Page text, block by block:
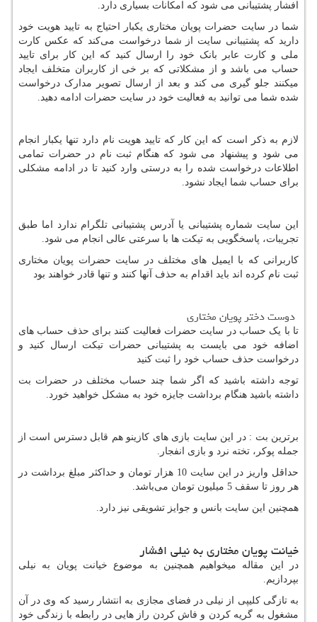
افشار پشتیبانی می‌ شود که امکانات بسیاری دارد.
شما در سایت حضرات پویان مختاری یکبار احتیاج به تایید هویت خود
دارید که پشتیبانی سایت از شما درخواست می‌کندکه عکس کارت
ملی و کارت عابر بانک خود را ارسال کنید که این کار برای تایید
حساب می باشد و از مشکلاتی که بر خی از کاربران متخلف ایجاد
میکنند جلو گیری می کند و بعد از ارسال تصویر مدارک درخواست
شده شما می توانید به فعالیت خود در سایت حضرات ادامه دهید.
لازم به ذکر است که این کار که تایید هویت نام دارد تنها یکبار انجام
می شود و پیشنهاد می شود که هنگام ثبت نام در حضرات تمامی
اطلاعات درخواست شده را به درستی وارد کنید تا در ادامه مشکلی
برای حساب شما ایجاد نشود.
این سایت شماره پشتیبانی یا آدرس پشتیبانی تلگرام ندارد اما طبق
تجریبات، پاسخگویی به تیکت‌ ها با سرعتی عالی انجام می‌ شود.
کاربرانی که با ایمیل های‌‌ مختلف در سایت حضرات پویان مختاری
ثبت نام کرده اند باید اقدام به حذف آنها کنند و تنها قادر خواهند بود
دوست دختر پویان مختاری
تا با یک حساب در سایت حضرات فعالیت کنند برای حذف حساب های‌‌
اضافه خود می بایست به پشتیبانی حضرات تیکت ارسال کنید و
درخواست حذف حساب خود را ثبت کنید
توجه داشته باشید که اگر شما چند حساب مختلف در حضرات بت
داشته باشید هنگام برداشت جایزه خود به مشکل خواهید خورد.
برترین بت : در این سایت بازی‌ های‌‌ کازینو هم قابل دسترس است از
جمله پوکر، تخته نرد و بازی انفجار.
حداقل واریز در این سایت 10 هزار تومان و حداکثر مبلغ برداشت در
هر روز تا سقف 5 میلیون تومان می‌باشد.
همچنین این سایت بانس و جوایز تشویقی نیز دارد.
خیانت پویان مختاری به نیلی افشار
در این مقاله میخواهیم همچنین به موضوع خیانت پویان به نیلی
بپردازیم.
به تازگی کلیپی از نیلی در فضای مجازی به انتشار رسید که وی در آن
مشغول به گریه کردن و فاش کردن راز هایی در رابطه با زندگی خود